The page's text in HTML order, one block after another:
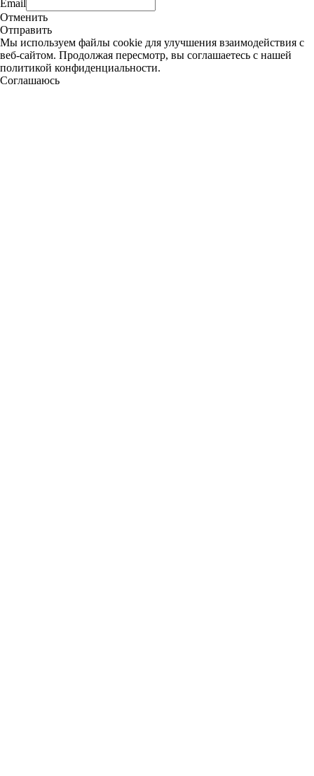
Email
Отменить
Отправить
Мы используем файлы cookie для улучшения взаимодействия с
веб-сайтом. Продолжая пересмотр, вы соглашаетесь с нашей
политикой конфиденциальности.
Соглашаюсь